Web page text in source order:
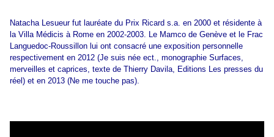
Natacha Lesueur fut lauréate du Prix Ricard s.a. en 2000 et résidente à
la Villa Médicis à Rome en 2002-2003. Le Mamco de Genève et le Frac
Languedoc-Roussillon lui ont consacré une exposition personnelle
respectivement en 2012 (Je suis née ect., monographie Surfaces,
merveilles et caprices, texte de Thierry Davila, Editions Les presses du
réel) et en 2013 (Ne me touche pas).